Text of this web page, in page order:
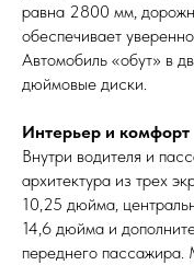
равна 2800 мм,
обеспечивает
Автомобиль «обут» в
дюймовые диски.
Интерьер и комфорт
Внутри водителя и
архитектура из трех
10,25 дюйма,
14,6 дюйма и
переднего